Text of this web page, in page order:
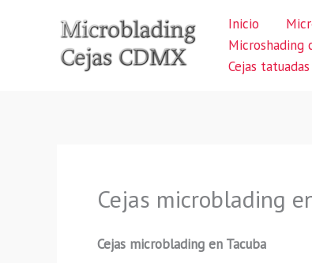
Inicio
Microshading
Cejas tatuadas
Cejas microblading
Cejas microblading en Tacuba